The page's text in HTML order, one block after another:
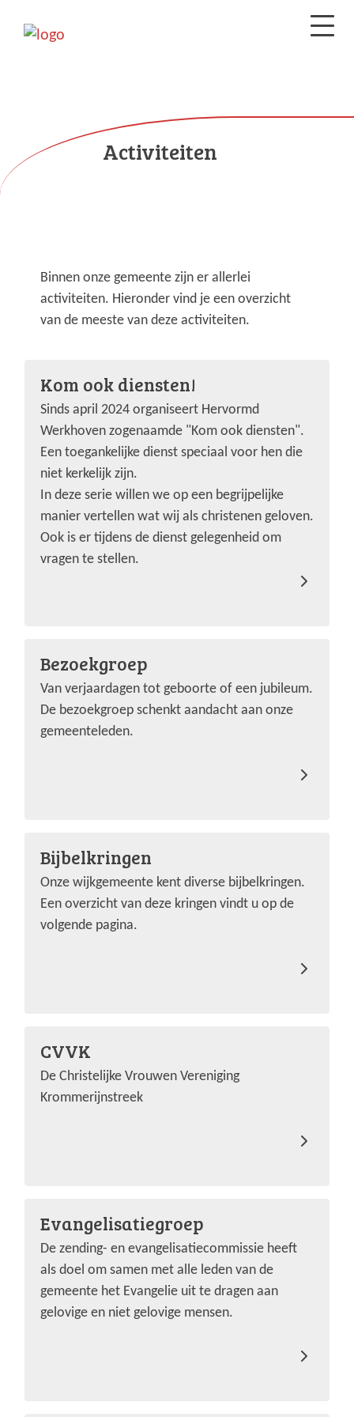
Activiteiten
Binnen onze gemeente zijn er allerlei
activiteiten. Hieronder vind je een overzicht
van de meeste van deze activiteiten.
Kom ook diensten!
Sinds april 2024 organiseert Hervormd
Werkhoven zogenaamde "Kom ook diensten".
Een toegankelijke dienst speciaal voor hen die
niet kerkelijk zijn.
In deze serie willen we op een begrijpelijke
manier vertellen wat wij als christenen geloven.
Ook is er tijdens de dienst gelegenheid om
vragen te stellen.
Bezoekgroep
Van verjaardagen tot geboorte of een jubileum.
De bezoekgroep schenkt aandacht aan onze
gemeenteleden.
Bijbelkringen
Onze wijkgemeente kent diverse bijbelkringen.
Een overzicht van deze kringen vindt u op de
volgende pagina.
CVVK
De Christelijke Vrouwen Vereniging
Krommerijnstreek
Evangelisatiegroep
De zending- en evangelisatiecommissie heeft
als doel om samen met alle leden van de
gemeente het Evangelie uit te dragen aan
gelovige en niet gelovige mensen.